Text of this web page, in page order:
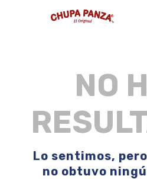
INICIO
NOSOTROS
BLOG
TIENDA
NO
Lo sentimos,
no obtuvo